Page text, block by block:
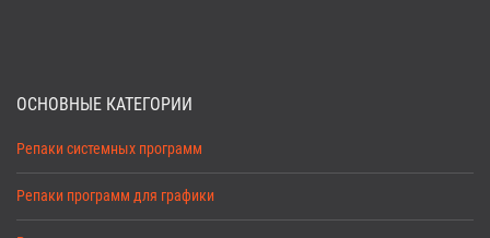
ОСНОВНЫЕ КАТЕГОРИИ
Репаки системных программ
Репаки программ для графики